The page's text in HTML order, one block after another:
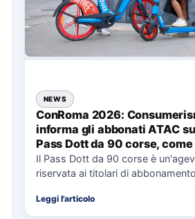
NEWS
ConRoma 2026:
informa gli abbonati ATAC
Pass Dott da 90 corse,
cosa spetta in caso di
Il Pass Dott da 90 corse è
riservata ai titolari di
Leggi l'articolo